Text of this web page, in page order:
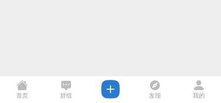
首页 群组 发现 我的